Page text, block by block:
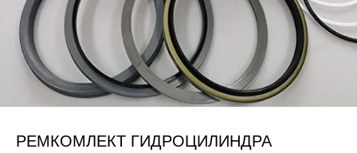
РЕМКОМЛЕКТ ГИДРОЦИЛИНДРА